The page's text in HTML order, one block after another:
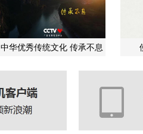
中华优秀传统文化 传承不息